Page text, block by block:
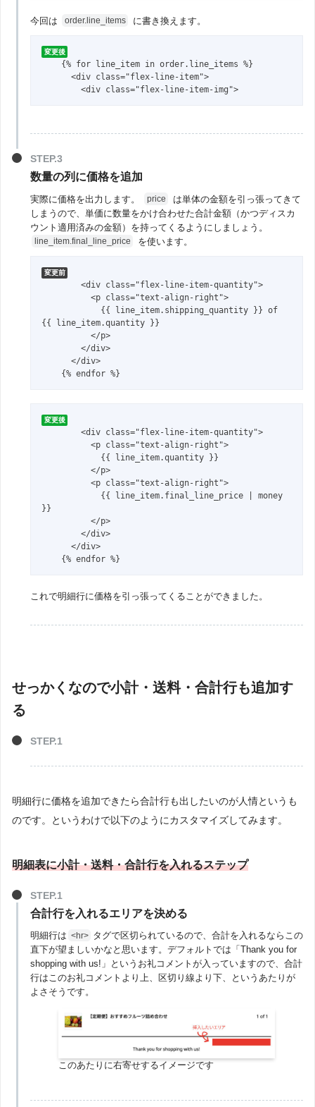
今回は order.line_items に書き換えます。
変更後
      <div class="flex-line-item">
        <div class="flex-line-item-img">
数量の列に価格を追加
実際に価格を出力します。 price
は単体の金額を引っ張ってきて
しまうので、単価に数量をかけ合わせた合計金額（かつディスカ
ウント適用済みの金額）を持ってくるようにしましょう。
line_item.final_line_price を使います。
変更前
        <div class="flex-line-item-quantity">
          <p class="text-align-right">
{{ line_item.quantity }}
          </p>
        </div>
      </div>
    {% endfor %}
変更後
        <div class="flex-line-item-quantity">
          <p class="text-align-right">
          </p>
          <p class="text-align-right">
}}
          </p>
        </div>
      </div>
    {% endfor %}
これで明細行に価格を引っ張ってくることができました。
せっかくなので小計・送料・合計行も追加す
る
明細行に価格を追加できたら合計行も出したいのが人情というも
のです。というわけで以下のようにカスタマイズしてみます。
明細表に小計・送料・合計行を入れるステップ
合計行を入れるエリアを決める
明細行は <hr> タグで区切られているので、合計を入れるならこの
直下が望ましいかなと思います。デフォルトでは「Thank you for
shopping with us!」というお礼コメントが入っていますので、合計
行はこのお礼コメントより上、区切り線より下、というあたりが
よさそうです。
このあたりに右寄せするイメージです